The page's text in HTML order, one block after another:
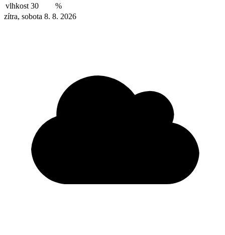
vlhkost 30
%
zítra, sobota 8. 8. 2026